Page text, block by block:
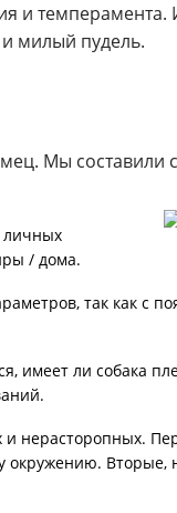
и
милый пудель.
Мы составили
личных
/ дома.
так как с
имеет ли собака
и нерасторопных.
Вторые,